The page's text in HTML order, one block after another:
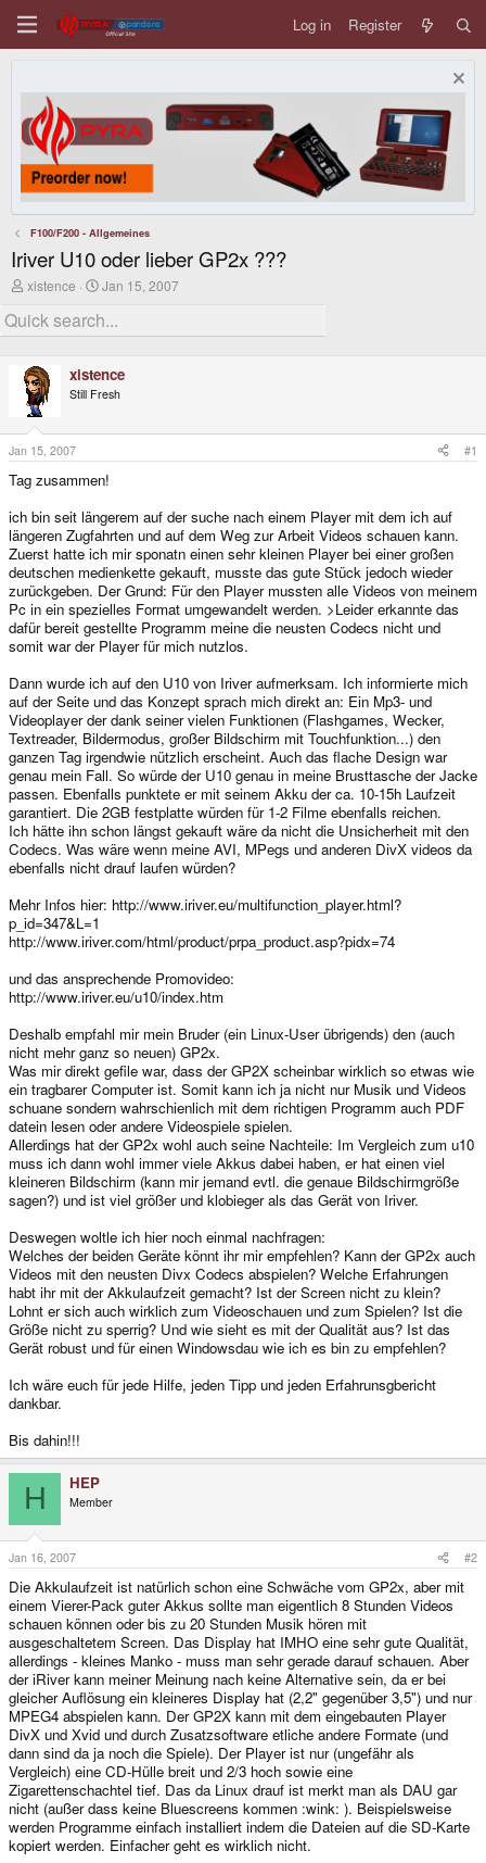
Log in Register
F100/F200 - Allgemeines
Iriver U10 oder lieber GP2x ???
T
r
e
d
s
t
a
r
e
r
xistence
S
a
r
a
t
Jan 15, 2007
xistence
Still Fresh
Jan 15, 2007 #1
Tag zusammen!
ich bin seit längerem auf der suche nach einem Player mit dem ich auf
längeren Zugfahrten und auf dem Weg zur Arbeit Videos schauen kann.
Zuerst hatte ich mir sponatn einen sehr kleinen Player bei einer großen
deutschen medienkette gekauft, musste das gute Stück jedoch wieder
zurückgeben. Der Grund: Für den Player mussten alle Videos von meinem
Pc in ein spezielles Format umgewandelt werden. >Leider erkannte das
dafür bereit gestellte Programm meine die neusten Codecs nicht und
somit war der Player für mich nutzlos.
Dann wurde ich auf den U10 von Iriver aufmerksam. Ich informierte mich
auf der Seite und das Konzept sprach mich direkt an: Ein Mp3- und
Videoplayer der dank seiner vielen Funktionen (Flashgames, Wecker,
Textreader, Bildermodus, großer Bildschirm mit Touchfunktion...) den
ganzen Tag irgendwie nützlich erscheint. Auch das flache Design war
genau mein Fall. So würde der U10 genau in meine Brusttasche der Jacke
passen. Ebenfalls punktete er mit seinem Akku der ca. 10-15h Laufzeit
garantiert. Die 2GB festplatte würden für 1-2 Filme ebenfalls reichen.
Ich hätte ihn schon längst gekauft wäre da nicht die Unsicherheit mit den
Codecs. Was wäre wenn meine AVI, MPegs und anderen DivX videos da
ebenfalls nicht drauf laufen würden?
Mehr Infos hier: http://www.iriver.eu/multifunction_player.html?
p_id=347&L=1
http://www.iriver.com/html/product/prpa_product.asp?pidx=74
und das ansprechende Promovideo:
http://www.iriver.eu/u10/index.htm
Deshalb empfahl mir mein Bruder (ein Linux-User übrigends) den (auch
nicht mehr ganz so neuen) GP2x.
Was mir direkt gefile war, dass der GP2X scheinbar wirklich so etwas wie
ein tragbarer Computer ist. Somit kann ich ja nicht nur Musik und Videos
schuane sondern wahrschienlich mit dem richtigen Programm auch PDF
datein lesen oder andere Videospiele spielen.
Allerdings hat der GP2x wohl auch seine Nachteile: Im Vergleich zum u10
muss ich dann wohl immer viele Akkus dabei haben, er hat einen viel
kleineren Bildschirm (kann mir jemand evtl. die genaue Bildschirmgröße
sagen?) und ist viel größer und klobieger als das Gerät von Iriver.
Deswegen woltle ich hier noch einmal nachfragen:
Welches der beiden Geräte könnt ihr mir empfehlen? Kann der GP2x auch
Videos mit den neusten Divx Codecs abspielen? Welche Erfahrungen
habt ihr mit der Akkulaufzeit gemacht? Ist der Screen nicht zu klein?
Lohnt er sich auch wirklich zum Videoschauen und zum Spielen? Ist die
Größe nicht zu sperrig? Und wie sieht es mit der Qualität aus? Ist das
Gerät robust und für einen Windowsdau wie ich es bin zu empfehlen?
Ich wäre euch für jede Hilfe, jeden Tipp und jeden Erfahrunsgbericht
dankbar.
Bis dahin!!!
H HEP
Member
Jan 16, 2007 #2
Die Akkulaufzeit ist natürlich schon eine Schwäche vom GP2x, aber mit
einem Vierer-Pack guter Akkus sollte man eigentlich 8 Stunden Videos
schauen können oder bis zu 20 Stunden Musik hören mit
ausgeschaltetem Screen. Das Display hat IMHO eine sehr gute Qualität,
allerdings - kleines Manko - muss man sehr gerade darauf schauen. Aber
der iRiver kann meiner Meinung nach keine Alternative sein, da er bei
gleicher Auflösung ein kleineres Display hat (2,2" gegenüber 3,5") und nur
MPEG4 abspielen kann. Der GP2X kann mit dem eingebauten Player
DivX und Xvid und durch Zusatzsoftware etliche andere Formate (und
dann sind da ja noch die Spiele). Der Player ist nur (ungefähr als
Vergleich) eine CD-Hülle breit und 2/3 hoch sowie eine
Zigarettenschachtel tief. Das da Linux drauf ist merkt man als DAU gar
nicht (außer dass keine Bluescreens kommen :wink: ). Beispielsweise
werden Programme einfach installiert indem die Dateien auf die SD-Karte
kopiert werden. Einfacher geht es wirklich nicht.